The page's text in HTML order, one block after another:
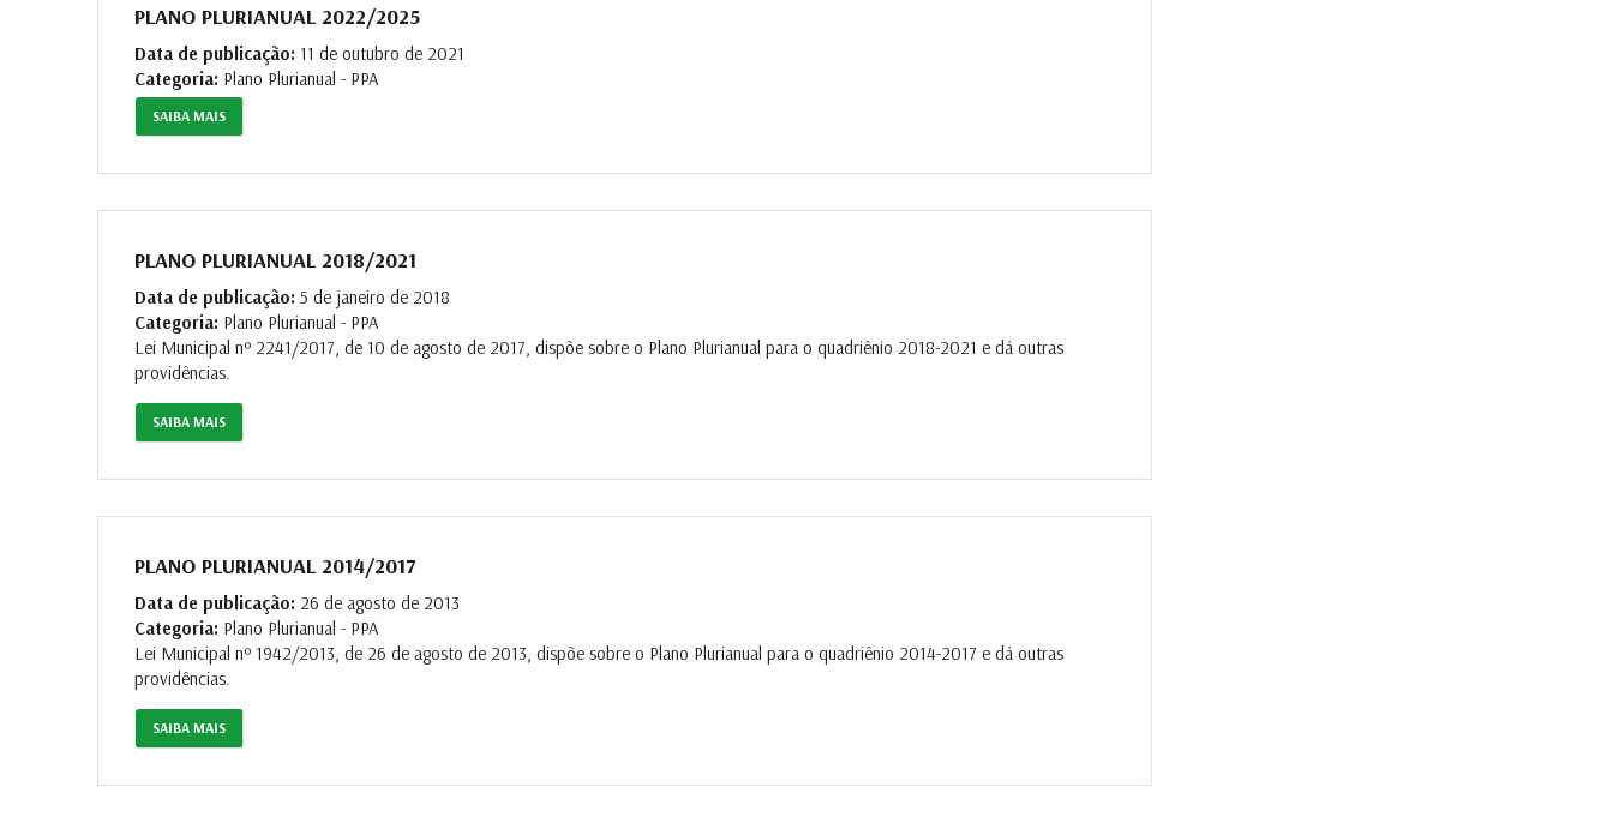
PLANO PLURIANUAL 2022/2025
Data de publicação: 11 de outubro de 2021
Categoria: Plano Plurianual - PPA
SAIBA MAIS
PLANO PLURIANUAL 2018/2021
Data de publicação: 5 de janeiro de 2018
Categoria: Plano Plurianual - PPA
Lei Municipal nº 2241/2017, de 10 de agosto de 2017, dispõe sobre o Plano Plurianual para o quadriênio 2018-2021 e dá outras
providências.
SAIBA MAIS
PLANO PLURIANUAL 2014/2017
Data de publicação: 26 de agosto de 2013
Categoria: Plano Plurianual - PPA
Lei Municipal nº 1942/2013, de 26 de agosto de 2013, dispõe sobre o Plano Plurianual para o quadriênio 2014-2017 e dá outras
providências.
SAIBA MAIS